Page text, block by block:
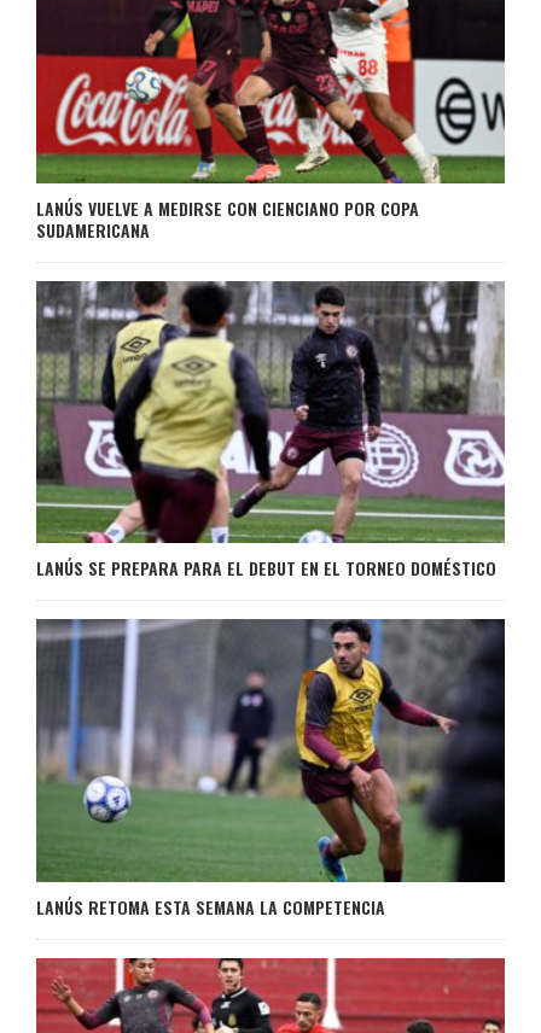
LANÚS VUELVE A MEDIRSE CON CIENCIANO POR COPA
SUDAMERICANA
LANÚS SE PREPARA PARA EL DEBUT EN EL TORNEO DOMÉSTICO
LANÚS RETOMA ESTA SEMANA LA COMPETENCIA